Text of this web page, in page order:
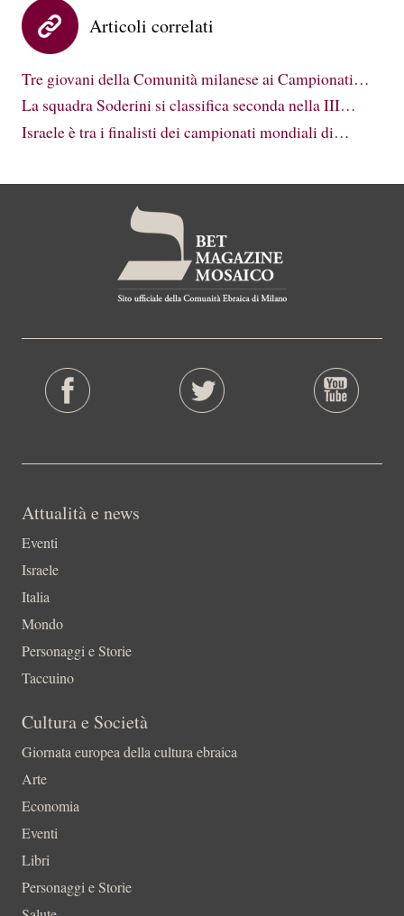
Articoli correlati
Tre giovani della Comunità milanese ai Campionati…
La squadra Soderini si classifica seconda nella III…
Israele è tra i finalisti dei campionati mondiali di…
Attualità e news
Eventi
Israele
Italia
Mondo
Personaggi e Storie
Taccuino
Cultura e Società
Giornata europea della cultura ebraica
Arte
Economia
Eventi
Libri
Personaggi e Storie